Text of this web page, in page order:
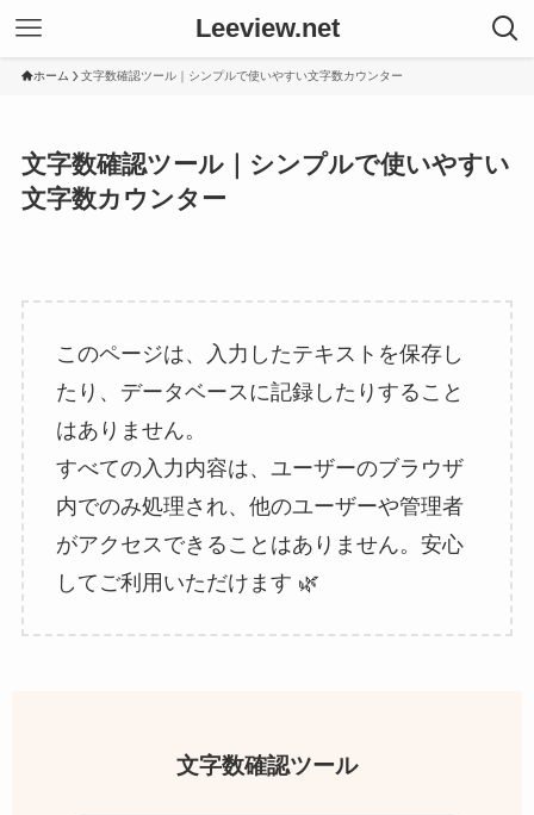
Leeview.net
ホーム 文字数確認ツール｜シンプルで使いやすい文字数カウンター
文字数確認ツール｜シンプルで使いやすい
文字数カウンター
このページは、入力したテキストを保存し
たり、データベースに記録したりすること
はありません。
すべての入力内容は、ユーザーのブラウザ
内でのみ処理され、他のユーザーや管理者
がアクセスできることはありません。安心
してご利用いただけます 🌿
文字数確認ツール